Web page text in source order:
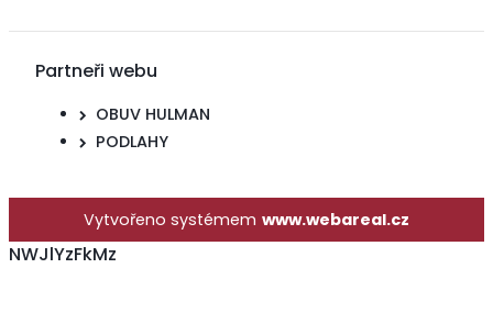
Partneři webu
OBUV HULMAN
PODLAHY
Vytvořeno systémem www.webareal.cz
NWJlYzFkMz